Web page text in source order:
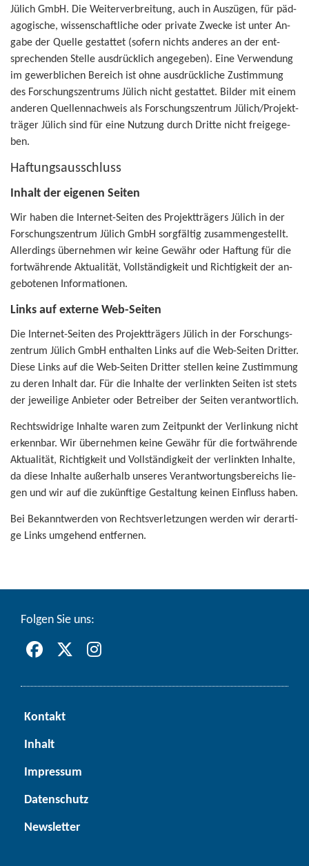
Jü­lich GmbH. Die Wei­ter­ver­brei­tung, auch in Aus­zü­gen, für päd­
ago­gi­sche, wis­sen­schaft­li­che oder pri­va­te Zwe­cke ist unter An­
ga­be der Quel­le ge­stat­tet (so­fern nichts an­de­res an der ent­
spre­chen­den Stel­le aus­drück­lich an­ge­ge­ben). Eine Ver­wen­dung
im ge­werb­li­chen Be­reich ist ohne aus­drück­li­che Zu­stim­mung
des For­schungs­zen­trums Jü­lich nicht ge­stat­tet. Bil­der mit einem
an­de­ren Quel­len­nach­weis als For­schungs­zen­trum Jü­lich/Pro­jekt­
trä­ger Jü­lich sind für eine Nut­zung durch Drit­te nicht frei­ge­ge­
ben.
Haf­tungs­aus­schluss
In­halt der ei­ge­nen Sei­ten
Wir haben die Internet-​Seiten des Pro­jekt­trä­gers Jü­lich in der
For­schungs­zen­trum Jü­lich GmbH sorg­fäl­tig zu­sam­men­ge­stellt.
Al­ler­dings über­neh­men wir keine Ge­währ oder Haf­tung für die
fort­wäh­ren­de Ak­tua­li­tät, Voll­stän­dig­keit und Rich­tig­keit der an­
ge­bo­te­nen In­for­ma­tio­nen.
Links auf ex­ter­ne Web-​Seiten
Die Internet-​Seiten des Pro­jekt­trä­gers Jü­lich in der For­schungs­
zen­trum Jü­lich GmbH ent­hal­ten Links auf die Web-​Seiten Drit­ter.
Diese Links auf die Web-​Seiten Drit­ter stel­len keine Zu­stim­mung
zu deren In­halt dar. Für die In­hal­te der ver­link­ten Sei­ten ist stets
der je­wei­li­ge An­bie­ter oder Be­trei­ber der Sei­ten ver­ant­wort­lich.
Rechts­wid­ri­ge In­hal­te waren zum Zeit­punkt der Ver­lin­kung nicht
er­kenn­bar. Wir über­neh­men keine Ge­währ für die fort­wäh­ren­de
Ak­tua­li­tät, Rich­tig­keit und Voll­stän­dig­keit der ver­link­ten In­hal­te,
da diese In­hal­te au­ßer­halb un­se­res Ver­ant­wor­tungs­be­reichs lie­
gen und wir auf die zu­künf­ti­ge Ge­stal­tung kei­nen Ein­fluss haben.
Bei Be­kannt­wer­den von Rechts­ver­let­zun­gen wer­den wir der­ar­ti­
ge Links um­ge­hend ent­fer­nen.
Fol­gen Sie uns:
Kon­takt
In­halt
Im­pres­sum
Da­ten­schutz
News­let­ter